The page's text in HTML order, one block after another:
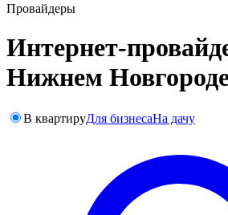
Провайдеры
Интернет-
Нижнем
В квартируДля бизнесаНа дачу